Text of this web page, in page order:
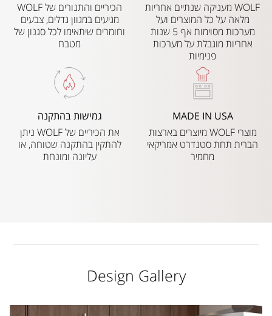
WOLF מעניקה שנתיים אחריות
מלאה על כל המוצרים ועל
מערכות מסוימות אף 5 שנות
אחריות מוגבלת על מערכות
פנימיות
הכיריים והתנורים של WOLF
מגיעים במגוון גדלים, צבעים
וחומרים שיתאימו לכל סגנון של
מטבח
MADE IN USA
מוצרי WOLF מיוצרים בארצות
הברית תחת סטנדרט אמריקאי
מחמיר
גמישות בהתקנה
את הכיריים של WOLF ניתן
להתקין בהתקנה שטוחה, או
עליונה ומונחת
Design Gallery